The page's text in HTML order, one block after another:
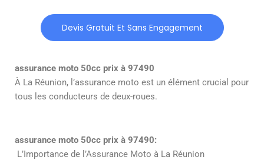
Devis Gratuit Et Sans Engagement
assurance moto 50cc prix à 97490
À La Réunion, l’assurance moto est un élément crucial pour
tous les conducteurs de deux-roues.
assurance moto 50cc prix à 97490:
L’Importance de l’Assurance Moto à La Réunion